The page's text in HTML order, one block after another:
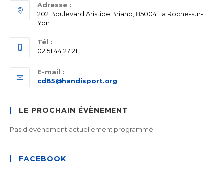
nouvel
onglet
onglet
Adresse :
202 Boulevard Aristide Briand, 85004 La Roche-sur-
Yon
Tél :
02 51 44 27 21
E-mail :
cd85@handisport.org
application
LE PROCHAIN ÉVÈNEMENT
Pas d'événement actuellement programmé.
FACEBOOK